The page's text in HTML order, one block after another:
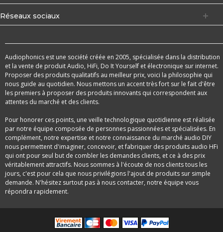
Réseaux sociaux
Audiophonics est une société créée en 2005, spécialisée dans la distribution
et la vente de produit Audio, HiFi, Do It Yourself et électronique sur internet.
Proposer des produits qualitatifs au meilleur prix, voici la philosophie qui
nous guide au quotidien. Nous mettons un accent très fort sur le fait d'être
les premiers à proposer des produits innovants qui correspondent aux
attentes du marché et des clients.
Pour honorer ces points, une veille technologique quotidienne est réalisée
par notre équipe composée de personnes passionnées et spécialisées. En
complément, notre expertise et notre connaissance du marché audio DIY
nous permettent d'imaginer, concevoir, et fabriquer des produits audio HFi
qui ont pour seul but de combler les demandes clients, et ce à des prix
véritablement attractifs. Nous sommes à l'écoute de nos clients tous les
jours, c'est pour cela que nous privilégions l'ajout de produits sur simple
demande. N'hésitez surtout pas à nous contacter, notre équipe vous
répondra rapidement.